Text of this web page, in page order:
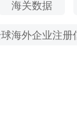
系在线客服
海关数据
海外企业注册